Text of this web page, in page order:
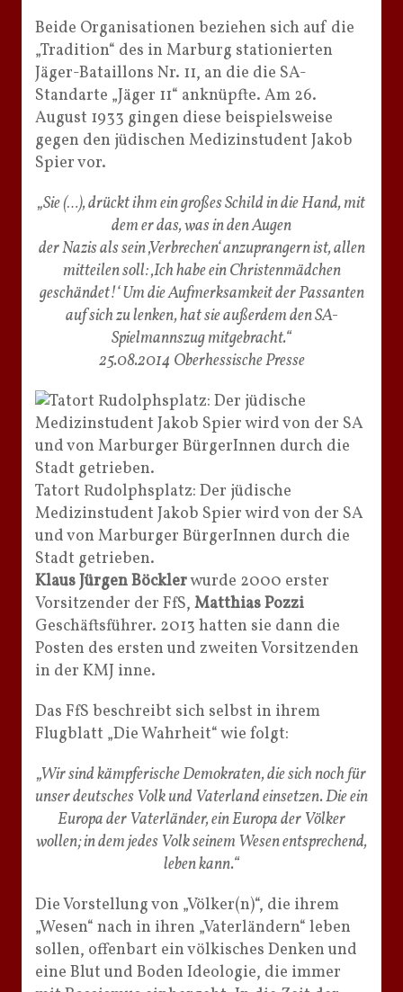
Beide Organisationen beziehen sich auf die
„Tradition“ des in Marburg stationierten
Jäger-Bataillons Nr. 11, an die die SA-
Standarte „Jäger 11“ anknüpfte. Am 26.
August 1933 gingen diese beispielsweise
gegen den jüdischen Medizinstudent Jakob
Spier vor.
„Sie (…), drückt ihm ein großes Schild in die Hand, mit
dem er das, was in den Augen
der Nazis als sein ‚Verbrechen‘ anzuprangern ist, allen
mitteilen soll: ‚Ich habe ein Christenmädchen
geschändet!‘ Um die Aufmerksamkeit der Passanten
auf sich zu lenken, hat sie außerdem den SA-
Spielmannszug mitgebracht.“
25.08.2014 Oberhessische Presse
Tatort Rudolphsplatz: Der jüdische
Medizinstudent Jakob Spier wird von der SA
und von Marburger BürgerInnen durch die
Stadt getrieben.
Klaus Jürgen Böcklerwurde 2000 erster
Vorsitzender der FfS, Matthias Pozzi
Geschäftsführer. 2013 hatten sie dann die
Posten des ersten und zweiten Vorsitzenden
in der KMJ inne.
Das FfS beschreibt sich selbst in ihrem
Flugblatt „Die Wahrheit“ wie folgt:
„Wir sind kämpferische Demokraten, die sich noch für
unser deutsches Volk und Vaterland einsetzen. Die ein
Europa der Vaterländer, ein Europa der Völker
wollen; in dem jedes Volk seinem Wesen entsprechend,
leben kann.“
Die Vorstellung von „Völker(n)“, die ihrem
„Wesen“ nach in ihren „Vaterländern“ leben
sollen, offenbart ein völkisches Denken und
eine Blut und Boden Ideologie, die immer